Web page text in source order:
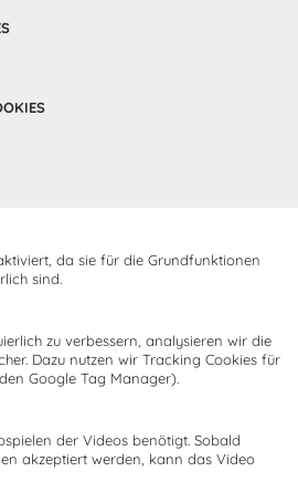
da sie für die Grundfunktionen
sind.
zu verbessern, analysieren wir die
Dazu nutzen wir Tracking Cookies für
Google Tag Manager).
der Videos benötigt. Sobald
akzeptiert werden, kann das Video